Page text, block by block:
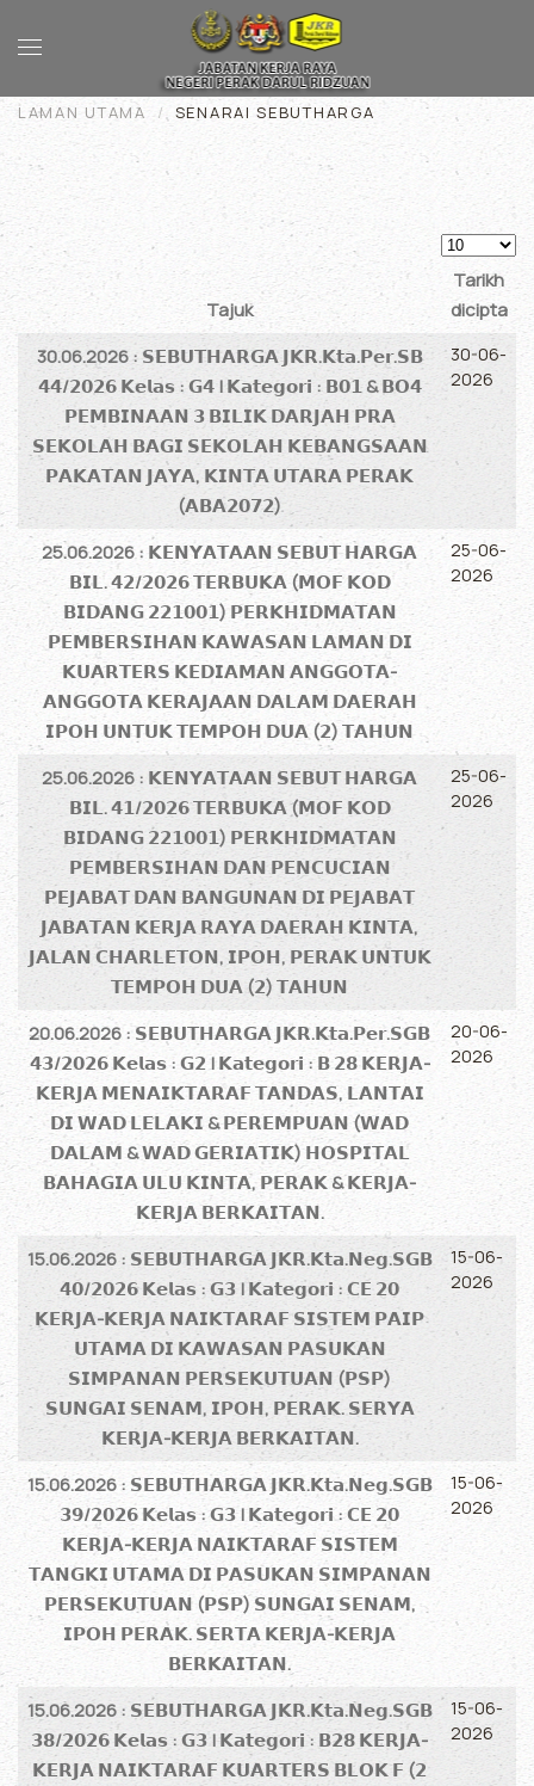
Skip to main content
LAMAN UTAMA SENARAI SEBUTHARGA
Papar #
Articles
Tajuk
Tarikh
dicipta
30.06.2026 : 𝗦𝗘𝗕𝗨𝗧𝗛𝗔𝗥𝗚𝗔 𝗝𝗞𝗥.𝗞𝘁𝗮.𝗣𝗲𝗿.𝗦𝗕
𝟰𝟰/𝟮𝟬𝟮𝟲 𝗞𝗲𝗹𝗮𝘀 : 𝗚𝟰 | 𝗞𝗮𝘁𝗲𝗴𝗼𝗿𝗶 : 𝗕𝟬𝟭 & 𝗕𝗢𝟰
𝗣𝗘𝗠𝗕𝗜𝗡𝗔𝗔𝗡 𝟯 𝗕𝗜𝗟𝗜𝗞 𝗗𝗔𝗥𝗝𝗔𝗛 𝗣𝗥𝗔
𝗦𝗘𝗞𝗢𝗟𝗔𝗛 𝗕𝗔𝗚𝗜 𝗦𝗘𝗞𝗢𝗟𝗔𝗛 𝗞𝗘𝗕𝗔𝗡𝗚𝗦𝗔𝗔𝗡
𝗣𝗔𝗞𝗔𝗧𝗔𝗡 𝗝𝗔𝗬𝗔, 𝗞𝗜𝗡𝗧𝗔 𝗨𝗧𝗔𝗥𝗔 𝗣𝗘𝗥𝗔𝗞
(𝗔𝗕𝗔𝟮𝟬𝟳𝟮)
30-06-
2026
25.06.2026 : 𝗞𝗘𝗡𝗬𝗔𝗧𝗔𝗔𝗡 𝗦𝗘𝗕𝗨𝗧 𝗛𝗔𝗥𝗚𝗔
𝗕𝗜𝗟. 𝟰𝟮/𝟮𝟬𝟮𝟲 𝗧𝗘𝗥𝗕𝗨𝗞𝗔 (𝗠𝗢𝗙 𝗞𝗢𝗗
𝗕𝗜𝗗𝗔𝗡𝗚 𝟮𝟮𝟭𝟬𝟬𝟭) 𝗣𝗘𝗥𝗞𝗛𝗜𝗗𝗠𝗔𝗧𝗔𝗡
𝗣𝗘𝗠𝗕𝗘𝗥𝗦𝗜𝗛𝗔𝗡 𝗞𝗔𝗪𝗔𝗦𝗔𝗡 𝗟𝗔𝗠𝗔𝗡 𝗗𝗜
𝗞𝗨𝗔𝗥𝗧𝗘𝗥𝗦 𝗞𝗘𝗗𝗜𝗔𝗠𝗔𝗡 𝗔𝗡𝗚𝗚𝗢𝗧𝗔-
𝗔𝗡𝗚𝗚𝗢𝗧𝗔 𝗞𝗘𝗥𝗔𝗝𝗔𝗔𝗡 𝗗𝗔𝗟𝗔𝗠 𝗗𝗔𝗘𝗥𝗔𝗛
𝗜𝗣𝗢𝗛 𝗨𝗡𝗧𝗨𝗞 𝗧𝗘𝗠𝗣𝗢𝗛 𝗗𝗨𝗔 (𝟮) 𝗧𝗔𝗛𝗨𝗡
25-06-
2026
25.06.2026 : 𝗞𝗘𝗡𝗬𝗔𝗧𝗔𝗔𝗡 𝗦𝗘𝗕𝗨𝗧 𝗛𝗔𝗥𝗚𝗔
𝗕𝗜𝗟. 𝟰𝟭/𝟮𝟬𝟮𝟲 𝗧𝗘𝗥𝗕𝗨𝗞𝗔 (𝗠𝗢𝗙 𝗞𝗢𝗗
𝗕𝗜𝗗𝗔𝗡𝗚 𝟮𝟮𝟭𝟬𝟬𝟭) 𝗣𝗘𝗥𝗞𝗛𝗜𝗗𝗠𝗔𝗧𝗔𝗡
𝗣𝗘𝗠𝗕𝗘𝗥𝗦𝗜𝗛𝗔𝗡 𝗗𝗔𝗡 𝗣𝗘𝗡𝗖𝗨𝗖𝗜𝗔𝗡
𝗣𝗘𝗝𝗔𝗕𝗔𝗧 𝗗𝗔𝗡 𝗕𝗔𝗡𝗚𝗨𝗡𝗔𝗡 𝗗𝗜 𝗣𝗘𝗝𝗔𝗕𝗔𝗧
𝗝𝗔𝗕𝗔𝗧𝗔𝗡 𝗞𝗘𝗥𝗝𝗔 𝗥𝗔𝗬𝗔 𝗗𝗔𝗘𝗥𝗔𝗛 𝗞𝗜𝗡𝗧𝗔,
𝗝𝗔𝗟𝗔𝗡 𝗖𝗛𝗔𝗥𝗟𝗘𝗧𝗢𝗡, 𝗜𝗣𝗢𝗛, 𝗣𝗘𝗥𝗔𝗞 𝗨𝗡𝗧𝗨𝗞
𝗧𝗘𝗠𝗣𝗢𝗛 𝗗𝗨𝗔 (𝟮) 𝗧𝗔𝗛𝗨𝗡
25-06-
2026
20.06.2026 : 𝗦𝗘𝗕𝗨𝗧𝗛𝗔𝗥𝗚𝗔 𝗝𝗞𝗥.𝗞𝘁𝗮.𝗣𝗲𝗿.𝗦𝗚𝗕
𝟰𝟯/𝟮𝟬𝟮𝟲 𝗞𝗲𝗹𝗮𝘀 : 𝗚𝟮 | 𝗞𝗮𝘁𝗲𝗴𝗼𝗿𝗶 : 𝗕 𝟮𝟴 𝗞𝗘𝗥𝗝𝗔-
𝗞𝗘𝗥𝗝𝗔 𝗠𝗘𝗡𝗔𝗜𝗞𝗧𝗔𝗥𝗔𝗙 𝗧𝗔𝗡𝗗𝗔𝗦, 𝗟𝗔𝗡𝗧𝗔𝗜
𝗗𝗜 𝗪𝗔𝗗 𝗟𝗘𝗟𝗔𝗞𝗜 & 𝗣𝗘𝗥𝗘𝗠𝗣𝗨𝗔𝗡 (𝗪𝗔𝗗
𝗗𝗔𝗟𝗔𝗠 & 𝗪𝗔𝗗 𝗚𝗘𝗥𝗜𝗔𝗧𝗜𝗞) 𝗛𝗢𝗦𝗣𝗜𝗧𝗔𝗟
𝗕𝗔𝗛𝗔𝗚𝗜𝗔 𝗨𝗟𝗨 𝗞𝗜𝗡𝗧𝗔, 𝗣𝗘𝗥𝗔𝗞 & 𝗞𝗘𝗥𝗝𝗔-
𝗞𝗘𝗥𝗝𝗔 𝗕𝗘𝗥𝗞𝗔𝗜𝗧𝗔𝗡.
20-06-
2026
15.06.2026 : 𝗦𝗘𝗕𝗨𝗧𝗛𝗔𝗥𝗚𝗔 𝗝𝗞𝗥.𝗞𝘁𝗮.𝗡𝗲𝗴.𝗦𝗚𝗕
𝟰𝟬/𝟮𝟬𝟮𝟲 𝗞𝗲𝗹𝗮𝘀 : 𝗚𝟯 | 𝗞𝗮𝘁𝗲𝗴𝗼𝗿𝗶 : 𝗖𝗘 𝟮𝟬
𝗞𝗘𝗥𝗝𝗔-𝗞𝗘𝗥𝗝𝗔 𝗡𝗔𝗜𝗞𝗧𝗔𝗥𝗔𝗙 𝗦𝗜𝗦𝗧𝗘𝗠 𝗣𝗔𝗜𝗣
𝗨𝗧𝗔𝗠𝗔 𝗗𝗜 𝗞𝗔𝗪𝗔𝗦𝗔𝗡 𝗣𝗔𝗦𝗨𝗞𝗔𝗡
𝗦𝗜𝗠𝗣𝗔𝗡𝗔𝗡 𝗣𝗘𝗥𝗦𝗘𝗞𝗨𝗧𝗨𝗔𝗡 (𝗣𝗦𝗣)
𝗦𝗨𝗡𝗚𝗔𝗜 𝗦𝗘𝗡𝗔𝗠, 𝗜𝗣𝗢𝗛, 𝗣𝗘𝗥𝗔𝗞. 𝗦𝗘𝗥𝗬𝗔
𝗞𝗘𝗥𝗝𝗔-𝗞𝗘𝗥𝗝𝗔 𝗕𝗘𝗥𝗞𝗔𝗜𝗧𝗔𝗡.
15-06-
2026
15.06.2026 : 𝗦𝗘𝗕𝗨𝗧𝗛𝗔𝗥𝗚𝗔 𝗝𝗞𝗥.𝗞𝘁𝗮.𝗡𝗲𝗴.𝗦𝗚𝗕
𝟯𝟵/𝟮𝟬𝟮𝟲 𝗞𝗲𝗹𝗮𝘀 : 𝗚𝟯 | 𝗞𝗮𝘁𝗲𝗴𝗼𝗿𝗶 : 𝗖𝗘 𝟮𝟬
𝗞𝗘𝗥𝗝𝗔-𝗞𝗘𝗥𝗝𝗔 𝗡𝗔𝗜𝗞𝗧𝗔𝗥𝗔𝗙 𝗦𝗜𝗦𝗧𝗘𝗠
𝗧𝗔𝗡𝗚𝗞𝗜 𝗨𝗧𝗔𝗠𝗔 𝗗𝗜 𝗣𝗔𝗦𝗨𝗞𝗔𝗡 𝗦𝗜𝗠𝗣𝗔𝗡𝗔𝗡
𝗣𝗘𝗥𝗦𝗘𝗞𝗨𝗧𝗨𝗔𝗡 (𝗣𝗦𝗣) 𝗦𝗨𝗡𝗚𝗔𝗜 𝗦𝗘𝗡𝗔𝗠,
𝗜𝗣𝗢𝗛 𝗣𝗘𝗥𝗔𝗞. 𝗦𝗘𝗥𝗧𝗔 𝗞𝗘𝗥𝗝𝗔-𝗞𝗘𝗥𝗝𝗔
𝗕𝗘𝗥𝗞𝗔𝗜𝗧𝗔𝗡.
15-06-
2026
15.06.2026 : 𝗦𝗘𝗕𝗨𝗧𝗛𝗔𝗥𝗚𝗔 𝗝𝗞𝗥.𝗞𝘁𝗮.𝗡𝗲𝗴.𝗦𝗚𝗕
𝟯𝟴/𝟮𝟬𝟮𝟲 𝗞𝗲𝗹𝗮𝘀 : 𝗚𝟯 | 𝗞𝗮𝘁𝗲𝗴𝗼𝗿𝗶 : 𝗕𝟮𝟴 𝗞𝗘𝗥𝗝𝗔-
𝗞𝗘𝗥𝗝𝗔 𝗡𝗔𝗜𝗞𝗧𝗔𝗥𝗔𝗙 𝗞𝗨𝗔𝗥𝗧𝗘𝗥𝗦 𝗕𝗟𝗢𝗞 𝗙 (𝟮
15-06-
2026